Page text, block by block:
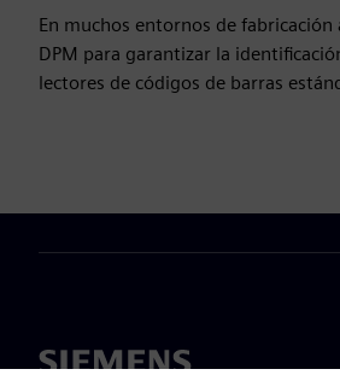
En muchos entornos de
DPM para garantizar la
lectores de códigos de barras